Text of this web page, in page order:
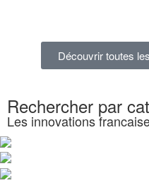
Découvrir toutes
Rechercher par
Les innovations